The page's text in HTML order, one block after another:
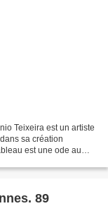
Teixeira est un artiste
sa création
est une ode au
89